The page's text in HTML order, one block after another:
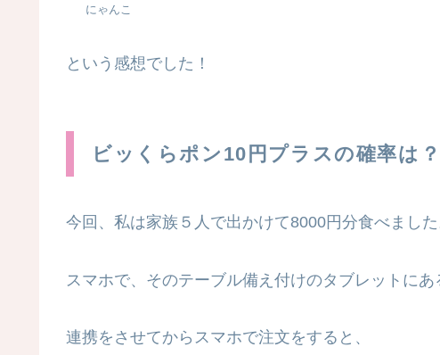
にゃんこ
という感想でした！
ビッくらポン10円プラスの確率は？
今回、私は家族５人で出かけて8000円分食べました
スマホで、そのテーブル備え付けのタブレットにあ
連携をさせてからスマホで注文をすると、